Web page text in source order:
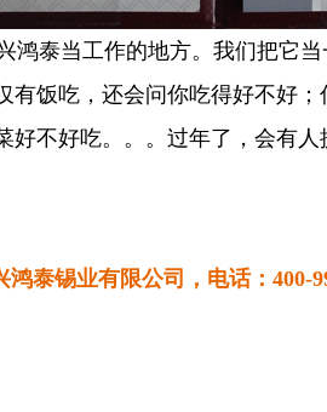
泰当工作的地方。我们把它
有饭吃，还会问你吃得好不好
好不好吃。。。过年了，会有
泰锡业有限公司，电话： 400-